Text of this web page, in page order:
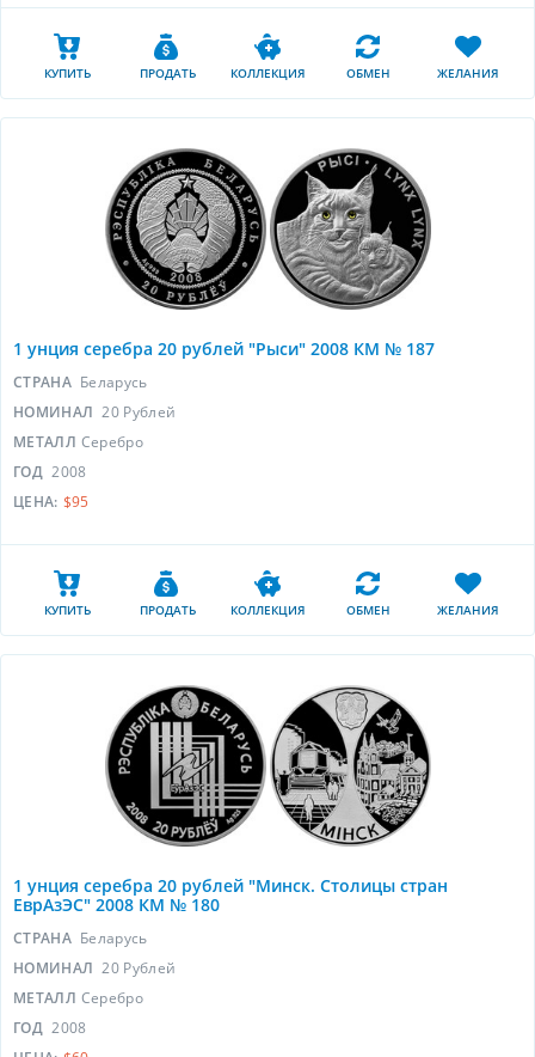
КУПИТЬ ПРОДАТЬ КОЛЛЕКЦИЯ ОБМЕН ЖЕЛАНИЯ
1 унция серебра 20 рублей "Рыси" 2008 КМ № 187
СТРАНА Беларусь
НОМИНАЛ 20 Рублей
МЕТАЛЛ Серебро
ГОД 2008
ЦЕНА: $95
КУПИТЬ ПРОДАТЬ КОЛЛЕКЦИЯ ОБМЕН ЖЕЛАНИЯ
1 унция серебра 20 рублей "Минск. Столицы стран
ЕврАзЭС" 2008 КМ № 180
СТРАНА Беларусь
НОМИНАЛ 20 Рублей
МЕТАЛЛ Серебро
ГОД 2008